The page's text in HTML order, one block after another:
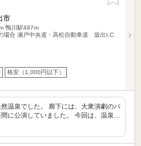
市
鴨川駅497m
場合 瀬戸中央道・高松自動車道 坂出I.C
格安（1,000円以下）
温泉でした。 廊下には、大衆演劇のパ
に公演していました。 今回は、温泉…